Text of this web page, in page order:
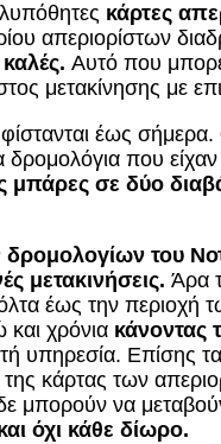
κάρτες
απεριορίστων
Αυτό που
μετακίνησης με
έως σήμερα.
δρομολόγια που
μπάρες σε δύο
του
μετακινήσεις. Άρα
έως την περιοχή
χρόνια κάνοντας
υπηρεσία. Επίσης
κάρτας των
μπορούν να
όχι κάθε δίωρο.